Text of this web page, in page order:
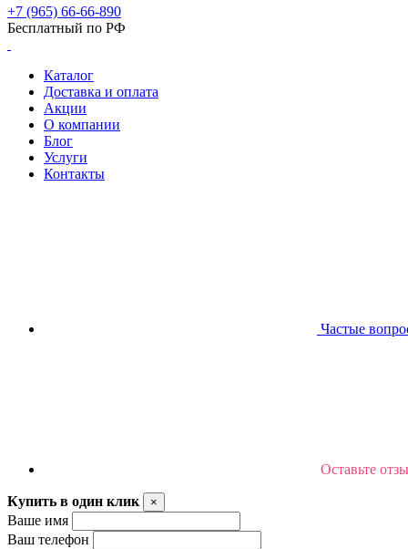
+7 (965) 66-66-890
Бесплатный по РФ
Каталог
Доставка и оплата
Акции
О компании
Блог
Услуги
Контакты
Частые
Оставьте
Купить в один клик ×
Ваше имя
Ваш телефон